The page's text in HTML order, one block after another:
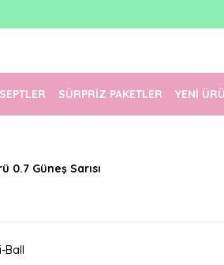
SÜRPRİZ PAKETLER YENİ
0.7 Güneş Sarısı
Ball